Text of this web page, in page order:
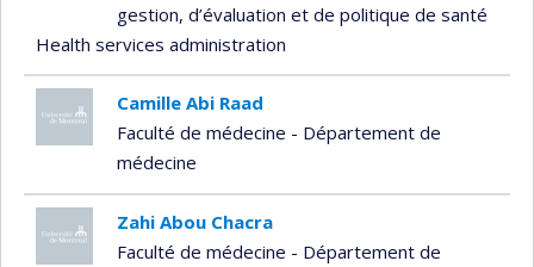
gestion, d’évaluation et de politique de santé
Health services administration
Camille Abi Raad
Faculté de médecine - Département de
médecine
Zahi Abou Chacra
Faculté de médecine - Département de